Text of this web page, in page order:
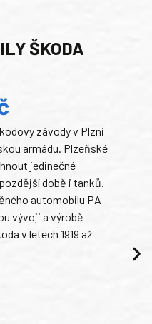
ŠKODA
závody v Plzni
armádu. Plzeňské
jedinečné
době i tanků.
automobilu PA-
vývoji a výrobě
v letech 1919 až